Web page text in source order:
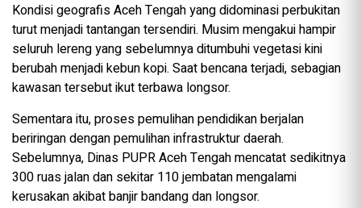
Kondisi geografis Aceh Tengah yang didominasi perbukitan
turut menjadi tantangan tersendiri. Musim mengakui hampir
seluruh lereng yang sebelumnya ditumbuhi vegetasi kini
berubah menjadi kebun kopi. Saat bencana terjadi, sebagian
kawasan tersebut ikut terbawa longsor.
Sementara itu, proses pemulihan pendidikan berjalan
beriringan dengan pemulihan infrastruktur daerah.
Sebelumnya, Dinas PUPR Aceh Tengah mencatat sedikitnya
300 ruas jalan dan sekitar 110 jembatan mengalami
kerusakan akibat banjir bandang dan longsor.